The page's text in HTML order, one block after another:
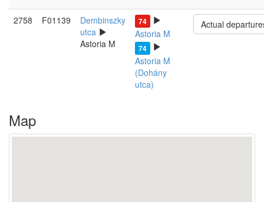
2758 F01139
Dembinszky
utca
Astoria M
74
Astoria M
74
Astoria M
(Dohány
utca)
Actual
Map